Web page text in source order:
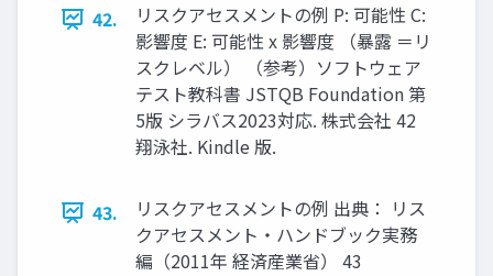
42.
リスクアセスメントの例 P: 可能性 C:
影響度 E: 可能性 x 影響度 （暴露 ＝リ
スクレベル） （参考）ソフトウェア
テスト教科書 JSTQB Foundation 第
5版 シラバス2023対応. 株式会社 42
翔泳社. Kindle 版.
43.
リスクアセスメントの例 出典： リス
クアセスメント・ハンドブック実務
編（2011年 経済産業省） 43